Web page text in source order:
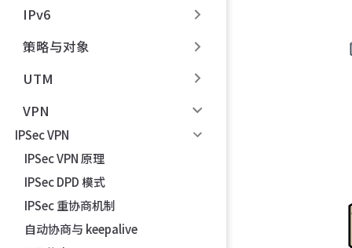
IPv6
策略与对象
UTM
VPN
IPSec VPN
IPSec VPN 原理
IPSec DPD 模式
IPSec 重协商机制
自动协商与 keepalive